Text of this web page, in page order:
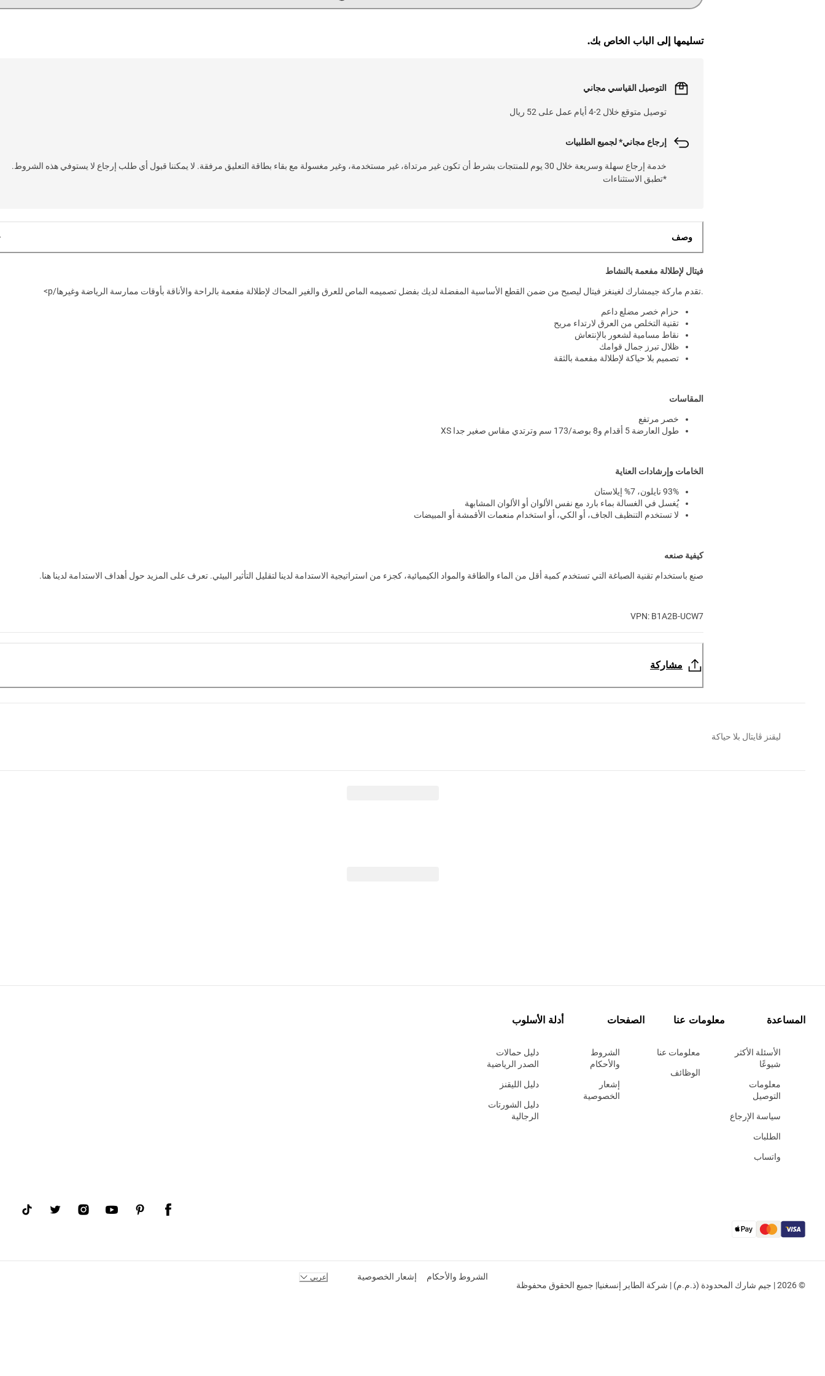
G
.
تسليمها إلى الباب الخاص بك.
التوصيل القياسي مجاني
توصيل متوقع خلال 2-4 أيام عمل على 52 ريال
إرجاع مجاني* لجميع الطلبيات
خدمة إرجاع سهلة وسريعة خلال 30 يوم للمنتجات بشرط أن تكون غير مرتداة، غير مستخدمة، وغير مغسولة مع بقاء بطاقة التعليق مرفقة. لا يمكننا قبول أي طلب إرجاع لا يستوفي هذه الشروط.
*تطبق الاستثناءات
وصف
فيتال لإطلالة مفعمة بالنشاط
.تقدم ماركة جيمشارك لغينغز فيتال ليصبح من ضمن القطع الأساسية المفضلة لديك بفضل تصميمه الماص للعرق والغير المحاك لإطلالة مفعمة بالراحة والأناقة بأوقات ممارسة الرياضة وغيرها/p>
حزام خصر مضلع داعم
تقنية التخلص من العرق لارتداء مريح
نقاط مسامية لشعور بالإنتعاش
ظلال تبرز جمال قوامك
تصميم بلا حياكة لإطلالة مفعمة بالثقة
المقاسات
خصر مرتفع
طول العارضة 5 أقدام و8 بوصة/173 سم وترتدي مقاس صغير جدا XS
الخامات وإرشادات العناية
93% نايلون، 7% إيلاستان
يُغسل في الغسالة بماء بارد مع نفس الألوان أو الألوان المشابهة
لا تستخدم التنظيف الجاف، أو الكي، أو استخدام منعمات الأقمشة أو المبيضات
كيفية صنعه
صنع باستخدام تقنية الصباغة التي تستخدم كمية أقل من الماء والطاقة والمواد الكيميائية، كجزء من استراتيجية الاستدامة لدينا لتقليل التأثير البيئي. تعرف على المزيد حول أهداف الاستدامة لدينا هنا.
VPN: B1A2B-UCW7
مشاركة
ليقنز ڤايتال بلا حياكة
المساعدة
الأسئلة الأكثر
شيوعًا
معلومات
التوصيل
سياسة الإرجاع
الطلبات
واتساب
معلومات عنا
معلومات عنا
الوظائف
الصفحات
الشروط
والأحكام
إشعار
الخصوصية
أدلة الأسلوب
دليل حمالات
الصدر الرياضية
دليل الليقنز
دليل الشورتات
الرجالية
© 2026 | جيم شارك المحدودة (ذ.م.م) | شركة الطاير إنسغنيا| جميع الحقوق محفوظة
الشروط والأحكام إشعار الخصوصية عربي